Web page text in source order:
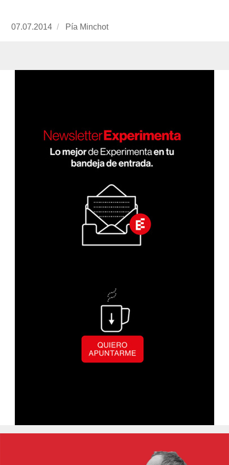
Publicado
07.07.2014 https://www.experimenta.es/author/pia/
Pía Minchot